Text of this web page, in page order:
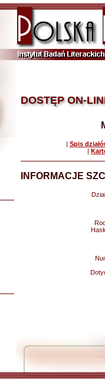
DOSTĘP ON-
| Spis
|
INFORMACJE